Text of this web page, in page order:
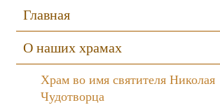
Sidebar
Главная
О наших храмах
Храм во имя святителя Николая
Чудотворца